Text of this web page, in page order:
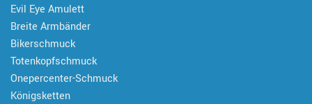
Evil Eye Amulett
Breite Armbänder
Bikerschmuck
Totenkopfschmuck
Onepercenter-Schmuck
Königsketten